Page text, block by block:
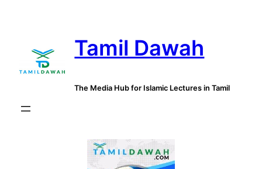
Tamil Dawah
The Media Hub for Islamic Lectures in Tamil